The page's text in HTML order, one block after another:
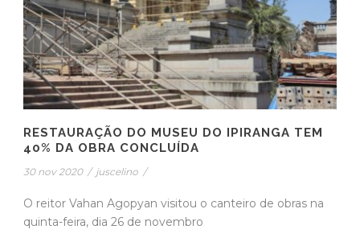
RESTAURAÇÃO DO MUSEU DO IPIRANGA TEM
40% DA OBRA CONCLUÍDA
30 nov 2020 / juscelino /
O reitor Vahan Agopyan visitou o canteiro de obras na
quinta-feira, dia 26 de novembro